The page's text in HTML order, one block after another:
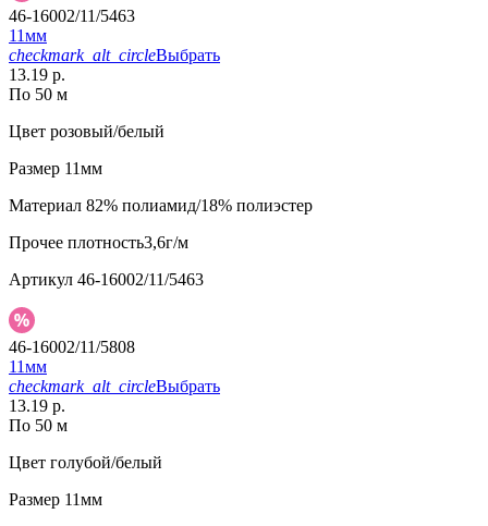
46-16002/11/5463
11мм
checkmark_alt_circleВыбрать
13.19 р.
По 50 м
Цвет розовый/белый
Размер 11мм
Материал 82% полиамид/18% полиэстер
Прочее плотность3,6г/м
Артикул 46-16002/11/5463
46-16002/11/5808
11мм
checkmark_alt_circleВыбрать
13.19 р.
По 50 м
Цвет голубой/белый
Размер 11мм